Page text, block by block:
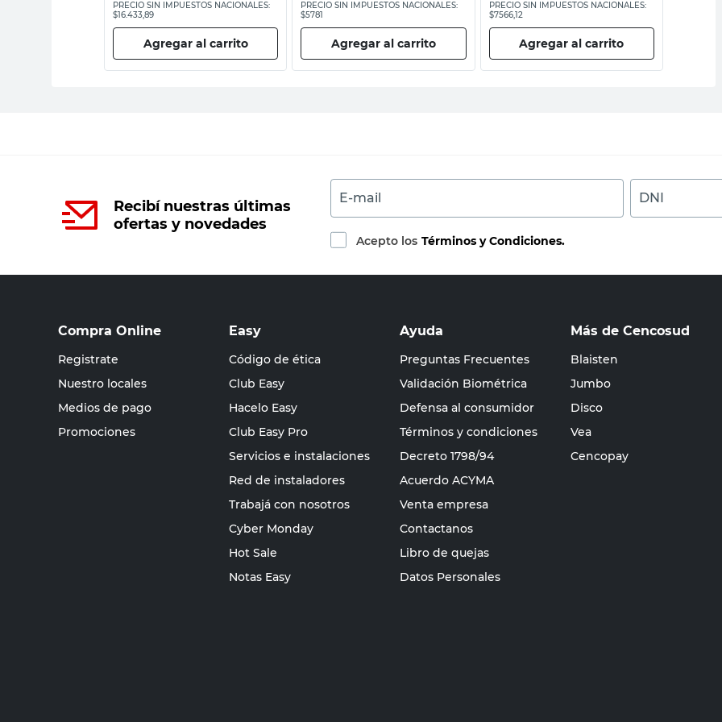
PRECIO SIN IMPUESTOS NACIONALES:
$16.433,89
Agregar al carrito
PRECIO SIN IMPUESTOS NACIONALES:
$5781
Agregar al carrito
PRECIO SIN IMPUESTOS NACIONALES:
$7566,12
Agregar al carrito
Recibí nuestras últimas
ofertas y novedades
E-mail DNI
Acepto los Términos y Condiciones.
Compra Online
Registrate
Nuestro locales
Medios de pago
Promociones
Easy
Código de ética
Club Easy
Hacelo Easy
Club Easy Pro
Servicios e instalaciones
Red de instaladores
Trabajá con nosotros
Cyber Monday
Hot Sale
Notas Easy
Ayuda
Preguntas Frecuentes
Validación Biométrica
Defensa al consumidor
Términos y condiciones
Decreto 1798/94
Acuerdo ACYMA
Venta empresa
Contactanos
Libro de quejas
Datos Personales
Más de Cencosud
Blaisten
Jumbo
Disco
Vea
Cencopay